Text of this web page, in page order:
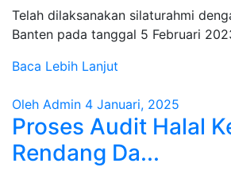
Telah dilaksanakan silaturahmi
Banten pada tanggal 5 Februari
Baca Lebih Lanjut
Oleh Admin 4 Januari, 2025
Proses Audit Halal
Rendang Da...